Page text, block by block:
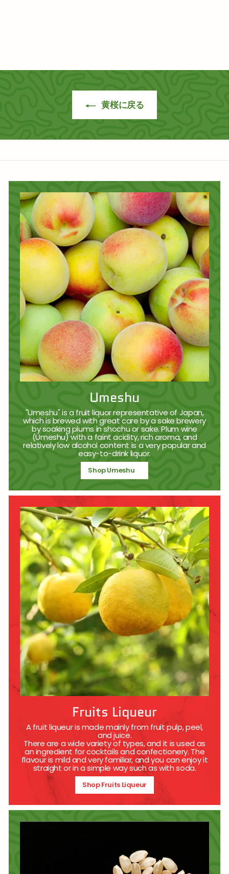
黄桜に戻る
Umeshu
"Umeshu" is a fruit liquor representative of Japan,
which is brewed with great care by a sake brewery
by soaking plums in shochu or sake. Plum wine
(Umeshu) with a faint acidity, rich aroma, and
relatively low alcohol content is a very popular and
easy-to-drink liquor.
Shop Umeshu
Fruits Liqueur
A fruit liqueur is made mainly from fruit pulp, peel,
and juice.
There are a wide variety of types, and it is used as
an ingredient for cocktails and confectionery. The
flavour is mild and very familiar, and you can enjoy it
straight or in a simple way such as with soda.
Shop Fruits Liqueur